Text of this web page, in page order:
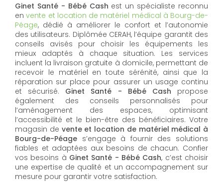
Ginet Santé - Bébé Cash est un spécialiste reconnu
envente et location de matériel médical à Bourg-de-
Péage, dédié à améliorer le confort et l’autonomie
des utilisateurs. Diplômée CERAH, l’équipe garantit des
conseils avisés pour choisir les équipements les
mieux adaptés à chaque situation. Les services
incluent la livraison gratuite à domicile, permettant de
recevoir le matériel en toute sérénité, ainsi que la
réparation sur place pour assurer un usage continu
et sécurisé. Ginet Santé - Bébé Cash propose
également des conseils personnalisés pour
l’aménagement des espaces, optimisant
l’accessibilité et le bien-être des bénéficiaires. Votre
magasin de vente et location de matériel médical à
Bourg-de-Péage s’engage à fournir des solutions
fiables et adaptées aux besoins de chacun. Confier
vos besoins à Ginet Santé - Bébé Cash, c’est choisir
une expertise de qualité et un accompagnement sur
mesure pour garantir votre satisfaction.